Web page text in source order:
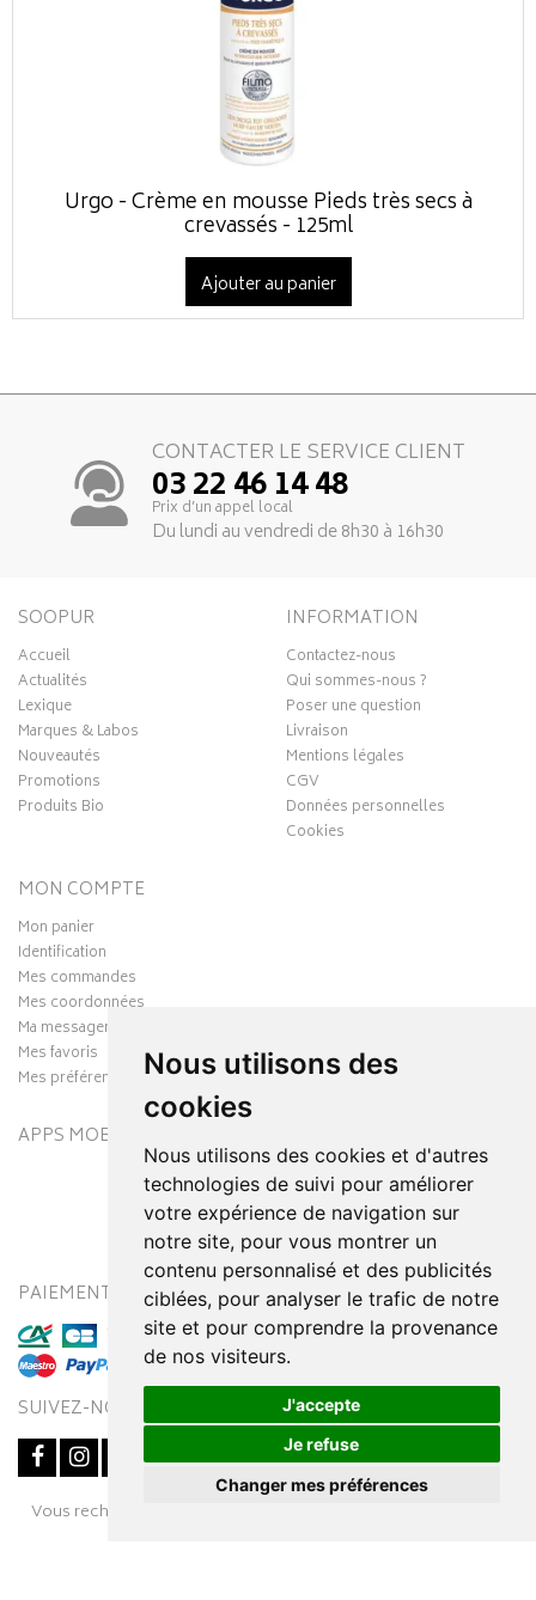
Nous utilisons des
cookies
Nous utilisons des cookies et d'autres
technologies de suivi pour améliorer
votre expérience de navigation sur
notre site, pour vous montrer un
contenu personnalisé et des publicités
ciblées, pour analyser le trafic de notre
site et pour comprendre la provenance
de nos visiteurs.
J'accepte
Je refuse
Changer mes préférences
Urgo - Crème en mousse Pieds très secs à
crevassés - 125ml
Ajouter au panier
CONTACTER LE SERVICE CLIENT
03 22 46 14 48
Prix d’un appel local
Du lundi au vendredi de 8h30 à 16h30
SOOPUR
Accueil
Actualités
Lexique
Marques & Labos
Nouveautés
Promotions
Produits Bio
INFORMATION
Contactez-nous
Qui sommes-nous ?
Poser une question
Livraison
Mentions légales
CGV
Données personnelles
Cookies
MON COMPTE
Mon panier
Identification
Mes commandes
Mes coordonnées
Ma messagerie
Mes favoris
Mes préférences Cookies
APPS MOBILES
PAIEMENT SÉCURISÉ MODES DE LIVRAISON
SUIVEZ-NOUS SUR
Vous recherchez un médicament ? Découvrez la pharmacie en